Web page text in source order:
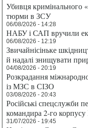
Убивця кримінального
тюрми в ЗСУ
06/08/2026 - 14:28
НАБУ і САП вручили
06/08/2026 - 12:19
Звичайнісіньке
й надалі знищувати
04/08/2026 - 20:19
Розкрадання
із МЗС в СІЗО
03/08/2026 - 20:43
Російські спецслужби
командира 2-го корпусу
31/07/2026 - 19:45